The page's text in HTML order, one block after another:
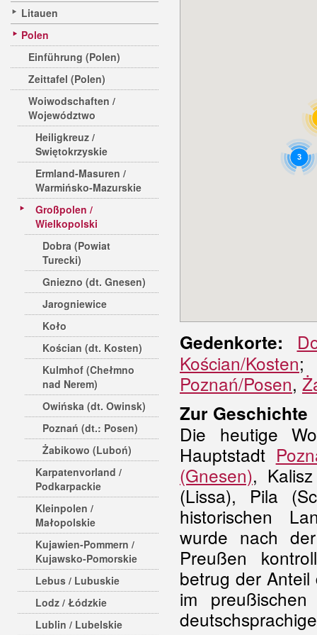
Litauen
Polen
Einführung (Polen)
Zeittafel (Polen)
Woiwodschaften /
Województwo
Heiligkreuz /
Swiętokrzyskie
Ermland-Masuren /
Warmińsko-Mazurskie
Großpolen /
Wielkopolski
Dobra (Powiat
Turecki)
Gniezno (dt. Gnesen)
Jarogniewice
Koło
Kościan (dt. Kosten)
Kulmhof (Chełmno
nad Nerem)
Owińska (dt. Owinsk)
Poznań (dt.: Posen)
Żabikowo (Luboń)
Karpatenvorland /
Podkarpackie
Kleinpolen /
Małopolskie
Kujawien-Pommern /
Kujawsko-Pomorskie
Lebus / Lubuskie
Lodz / Łódzkie
Lublin / Lubelskie
3
Gedenkorte:
Kościan/Kosten
Poznań/Posen,
Zur Geschichte
Die heutige
Hauptstadt
(Gnesen),
(Lissa), Pila
historischen
wurde nach
Preußen
betrug der
im